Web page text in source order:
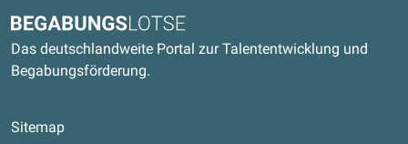
Begabungslotse
Das deutschlandweite Portal zur Talententwicklung und
Begabungsförderung.
Sitemap